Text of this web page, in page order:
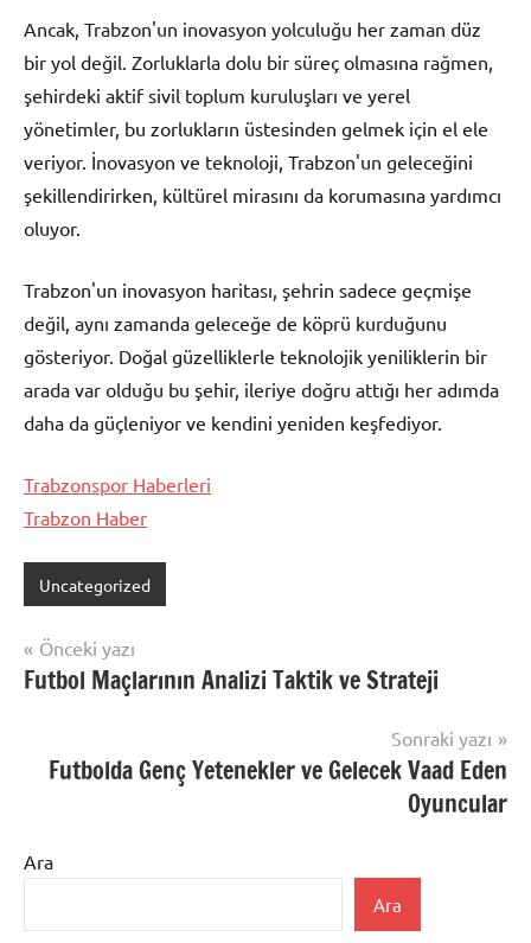
Ancak, Trabzon'un inovasyon yolculuğu her zaman düz
bir yol değil. Zorluklarla dolu bir süreç olmasına rağmen,
şehirdeki aktif sivil toplum kuruluşları ve yerel
yönetimler, bu zorlukların üstesinden gelmek için el ele
veriyor. İnovasyon ve teknoloji, Trabzon'un geleceğini
şekillendirirken, kültürel mirasını da korumasına yardımcı
oluyor.
Trabzon'un inovasyon haritası, şehrin sadece geçmişe
değil, aynı zamanda geleceğe de köprü kurduğunu
gösteriyor. Doğal güzelliklerle teknolojik yeniliklerin bir
arada var olduğu bu şehir, ileriye doğru attığı her adımda
daha da güçleniyor ve kendini yeniden keşfediyor.
Trabzonspor Haberleri
Trabzon Haber
Uncategorized
Yazı
gezinmesi
Önceki yazı
Futbol Maçlarının Analizi Taktik ve Strateji
Sonraki yazı
Futbolda Genç Yetenekler ve Gelecek Vaad Eden
Oyuncular
Ara
Ara